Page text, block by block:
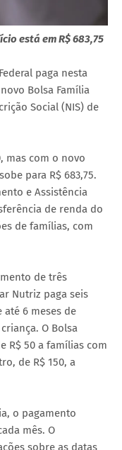
está em R$ 683,75
paga nesta
Bolsa Família
Social (NIS) de
mas com o novo
para R$ 683,75.
e Assistência
de renda do
de famílias, com
de três
Nutriz paga seis
até 6 meses de
O Bolsa
R$ 50 a famílias com
de R$ 150, a
o pagamento
mês. O
sobre as datas